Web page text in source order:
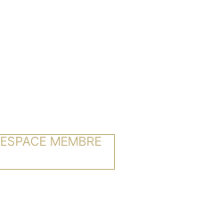
ESPACE MEMBRE